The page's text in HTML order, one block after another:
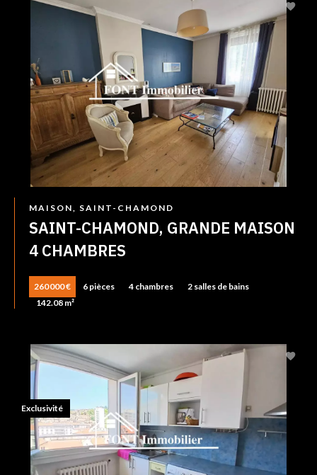
MAISON, SAINT-CHAMOND
SAINT-CHAMOND, GRANDE MAISON
4 CHAMBRES
260 000 € 6 pièces 4 chambres
2 salles de bains
142.08 m²
Exclusivité